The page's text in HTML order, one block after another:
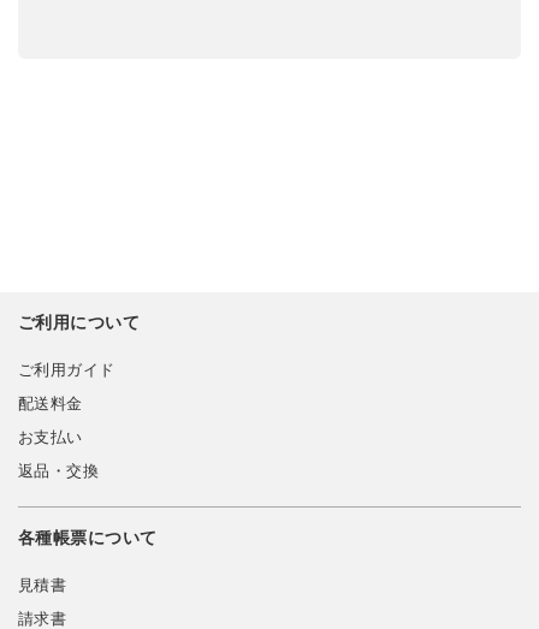
ご利用について
ご利用ガイド
配送料金
お支払い
返品・交換
各種帳票について
見積書
請求書